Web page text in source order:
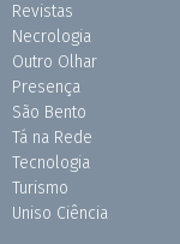
Revistas
Necrologia
Outro Olhar
Presença
São Bento
Tá na Rede
Tecnologia
Turismo
Uniso Ciência